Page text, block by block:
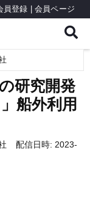
員登録 会員ページ
研究開発
船外利用
配信日時: 2023-